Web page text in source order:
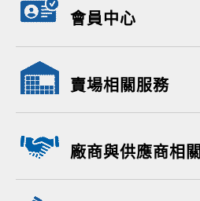
會員中心
賣場相關服務
廠商與供應商相關